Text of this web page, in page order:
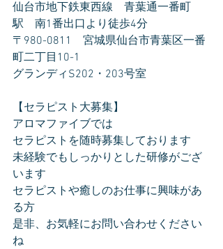
仙台市地下鉄東西線　青葉通一番町
駅　南1番出口より徒歩4分
〒980-0811　宮城県仙台市青葉区一番
町二丁目10-1
グランディS202・203号室
【セラピスト大募集】
アロマファイブでは
セラピストを随時募集しております
未経験でもしっかりとした研修がござ
います
セラピストや癒しのお仕事に興味があ
る方
是非、お気軽にお問い合わせください
ね